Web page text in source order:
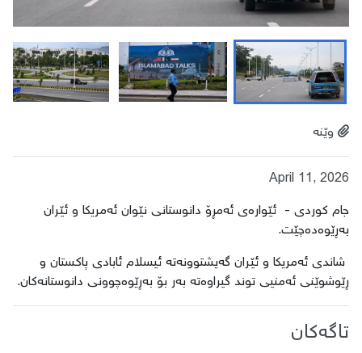
وێنە
April 11, 2026
جام کوردی - ئێوارەی ئەمڕۆ دانوستانی نێوان ئەمریکا و ئێران
بەڕێوەدەچێت.
شاندی ئەمریکا و ئێران گەیشتوونەتە ئیسلام ئابادی پاکستان و
ڕێوشوێنی ئەمنیی توند گیراوەتە بەر بۆ بەڕێوەچوونی دانوستانەکان.
تاگەکان